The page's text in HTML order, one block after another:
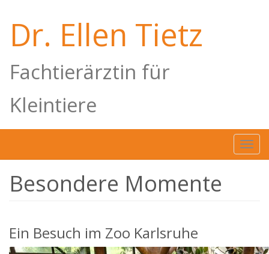
InhaltDr. Ellen Tietz
Fachtierärztin für
Kleintiere
Besondere Momente
Ein Besuch im Zoo Karlsruhe